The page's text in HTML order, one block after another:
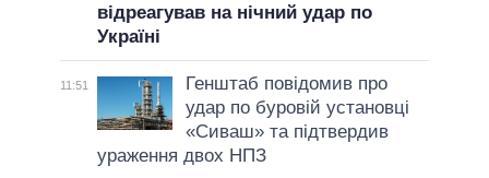
відреагував на нічний удар по
Україні
11:51
Генштаб повідомив про
удар по буровій установці
«Сиваш» та підтвердив
ураження двох НПЗ